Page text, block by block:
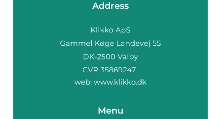
Address
web: www.klikko.dk
Menu